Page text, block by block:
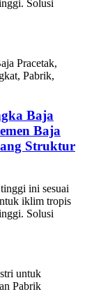
Solusi
Baja
Baja
Struktur
ini sesuai
iklim tropis
Solusi